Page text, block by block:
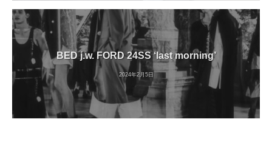
BED j.w. FORD 24SS ‘last morning’
2024年2月5日